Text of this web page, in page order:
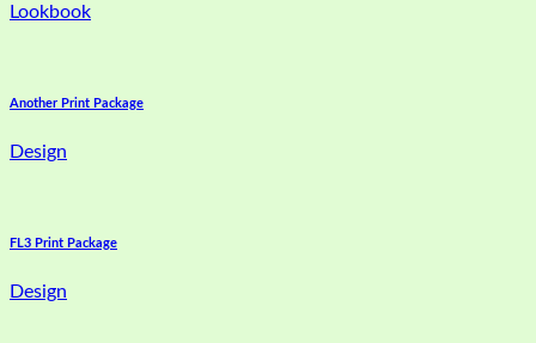
Lookbook
Another Print Package
Design
FL3 Print Package
Design